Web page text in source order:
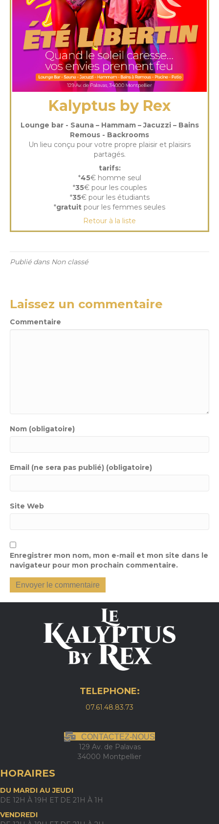
Kalyptus by Rex
Lounge bar - Sauna – Hammam – Jacuzzi – Bains
Remous - Backrooms
Un lieu conçu pour votre propre plaisir et plaisirs
partagés.
tarifs:
*45€ homme seul
*35€ pour les couples
*35€ pour les étudiants
*gratuit pour les femmes seules
Retour à la liste
Publié dans Non classé
Laissez un commentaire
Commentaire
Nom (obligatoire)
Email (ne sera pas publié) (obligatoire)
Site Web
Enregistrer mon nom, mon e-mail et mon site dans le
navigateur pour mon prochain commentaire.
TELEPHONE:
07.61.48.83.73
CONTACTEZ-NOUS
129 Av. de Palavas
34000 Montpellier
HORAIRES
DU MARDI AU JEUDI
DE 12H À 19H ET DE 21H À 1H
VENDREDI